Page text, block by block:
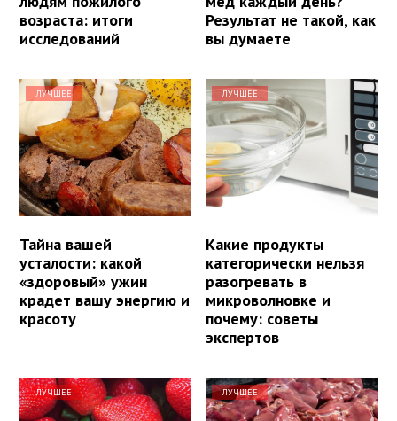
возраста: итоги
исследований
Результат не такой, как
вы думаете
ЛУЧШЕЕ
Тайна вашей
усталости: какой
«здоровый» ужин
крадет вашу энергию и
красоту
ЛУЧШЕЕ
Какие продукты
категорически нельзя
разогревать в
микроволновке и
почему: советы
экспертов
ЛУЧШЕЕ ЛУЧШЕЕ